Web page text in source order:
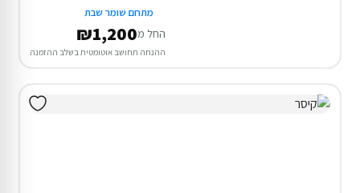
מתחם שומר שבת
החל מ₪1,200
ההנחה תחושב אוטומטית בשלב ההזמנה